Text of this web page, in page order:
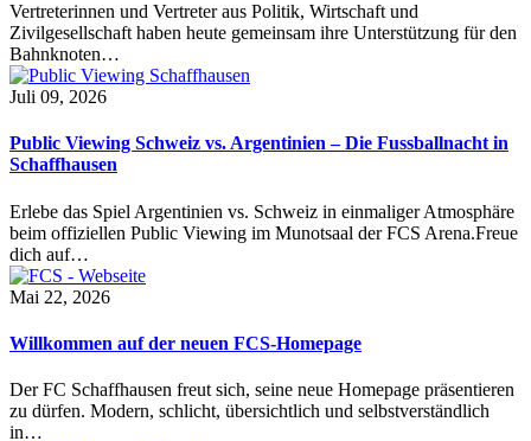
Vertreterinnen und Vertreter aus Politik, Wirtschaft und
Zivilgesellschaft haben heute gemeinsam ihre Unterstützung für den
Bahnknoten…
Juli 09, 2026
Public Viewing Schweiz vs. Argentinien – Die Fussballnacht in
Schaffhausen
Erlebe das Spiel Argentinien vs. Schweiz in einmaliger Atmosphäre
beim offiziellen Public Viewing im Munotsaal der FCS Arena.Freue
dich auf…
Mai 22, 2026
Willkommen auf der neuen FCS-Homepage
Der FC Schaffhausen freut sich, seine neue Homepage präsentieren
zu dürfen. Modern, schlicht, übersichtlich und selbstverständlich
in…